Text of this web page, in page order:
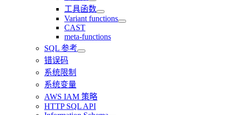
工具函数
Variant functions
CAST
meta-functions
SQL 参考
错误码
系统限制
系统变量
AWS IAM 策略
HTTP SQL API